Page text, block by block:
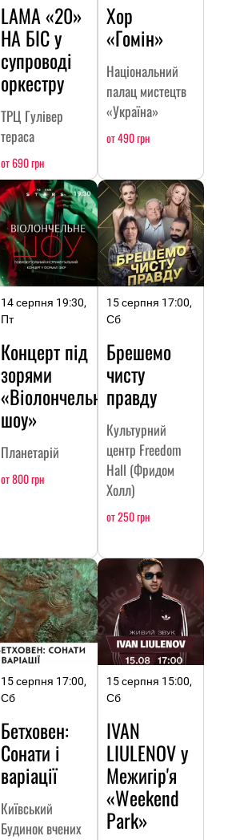
LAMA «20»
НА БІС у
супроводі
оркестру
ТРЦ Гулівер
тераса
от 690 грн
Хор
«Гомін»
Національний
палац мистецтв
«Україна»
от 490 грн
14 серпня 19:30,
Пт
Концерт під
зорями
«Віолончельне
шоу»
Планетарій
от 800 грн
15 серпня 17:00,
Сб
Брешемо
чисту
правду
Культурний
центр Freedom
Hall (Фридом
Холл)
от 250 грн
15 серпня 17:00,
Сб
Бетховен:
Сонати і
варіації
Київський
Будинок вчених
15 серпня 15:00,
Сб
IVAN
LIULENOV у
Межигір'я
«Weekend
Park»